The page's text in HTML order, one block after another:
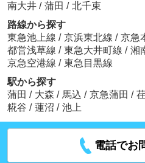
南大井 / 蒲田 / 北千束
路線から探す
東急池上線 / 京浜東北線 / 京急
都営浅草線 / 東急大井町線 / 湘
京急空港線 / 東急目黒線
駅から探す
蒲田 / 大森 / 馬込 / 京急蒲田 /
糀谷 / 蓮沼 / 池上
電話でお